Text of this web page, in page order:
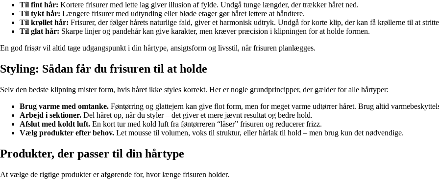
Til fint hår: Kortere frisurer med lette lag giver illusion af fylde. Undgå tunge længder, der trækker håret ned.
Til tykt hår: Længere frisurer med udtynding eller bløde etager gør håret lettere at håndtere.
Til krøllet hår: Frisurer, der følger hårets naturlige fald, giver et harmonisk udtryk. Undgå for korte klip, der kan få krøllerne til at
Til glat hår: Skarpe linjer og pandehår kan give karakter, men kræver præcision i klipningen for at holde formen.
En god frisør vil altid tage udgangspunkt i din hårtype, ansigtsform og livsstil, når frisuren planlægges.
Styling: Sådan får du frisuren til at holde
Selv den bedste klipning mister form, hvis håret ikke styles korrekt. Her er nogle grundprincipper, der gælder for alle hårtyper:
Brug varme med omtanke. Føntørring og glattejern kan give flot form, men for meget varme udtørrer håret. Brug altid
Arbejd i sektioner. Del håret op, når du styler – det giver et mere jævnt resultat og bedre hold.
Afslut med koldt luft. En kort tur med kold luft fra føntørreren “låser” frisuren og reducerer frizz.
Vælg produkter efter behov. Let mousse til volumen, voks til struktur, eller hårlak til hold – men brug kun det nødvendige.
Produkter, der passer til din hårtype
At vælge de rigtige produkter er afgørende for, hvor længe frisuren holder.